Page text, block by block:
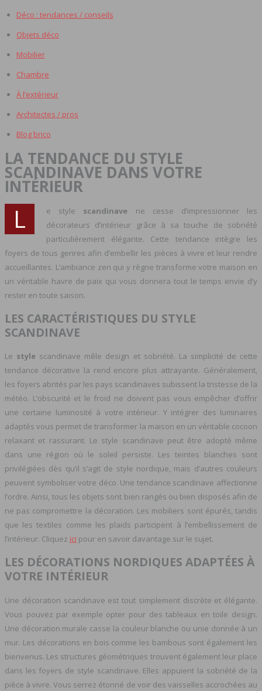
Déco : tendances / conseils
Objets déco
Mobilier
Chambre
À l’extérieur
Architectes / pros
Blog brico
LA TENDANCE DU STYLE
SCANDINAVE DANS VOTRE
INTÉRIEUR
L e style scandinave ne cesse d’impressionner les
décorateurs d’intérieur grâce à sa touche de sobriété
particulièrement élégante. Cette tendance intègre les
foyers de tous genres afin d’embellir les pièces à vivre et leur rendre
accueillantes. L’ambiance zen qui y règne transforme votre maison en
un véritable havre de paix qui vous donnera tout le temps envie d’y
rester en toute saison.
LES CARACTÉRISTIQUES DU STYLE
SCANDINAVE
Le style scandinave mêle design et sobriété. La simplicité de cette
tendance décorative la rend encore plus attrayante. Généralement,
les foyers abrités par les pays scandinaves subissent la tristesse de la
météo. L’obscurité et le froid ne doivent pas vous empêcher d’offrir
une certaine luminosité à votre intérieur. Y intégrer des luminaires
adaptés vous permet de transformer la maison en un véritable cocoon
relaxant et rassurant. Le style scandinave peut être adopté même
dans une région où le soleil persiste. Les teintes blanches sont
privilégiées dès qu’il s’agit de style nordique, mais d’autres couleurs
peuvent symboliser votre déco. Une tendance scandinave affectionne
l’ordre. Ainsi, tous les objets sont bien rangés ou bien disposés afin de
ne pas compromettre la décoration. Les mobiliers sont épurés, tandis
que les textiles comme les plaids participent à l’embellissement de
l’intérieur. Cliquez ici pour en savoir davantage sur le sujet.
LES DÉCORATIONS NORDIQUES ADAPTÉES À
VOTRE INTÉRIEUR
Une décoration scandinave est tout simplement discrète et élégante.
Vous pouvez par exemple opter pour des tableaux en toile design.
Une décoration murale casse la couleur blanche ou unie donnée à un
mur. Les décorations en bois comme les bambous sont également les
bienvenus. Les structures géométriques trouvent également leur place
dans les foyers de style scandinave. Elles appuient la sobriété de la
pièce à vivre. Vous serrez étonné de voir des vaisselles accrochées au